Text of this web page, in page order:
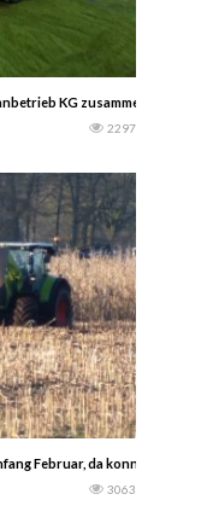
KG zusammen mit
2297
Februar, da konnte man
3063